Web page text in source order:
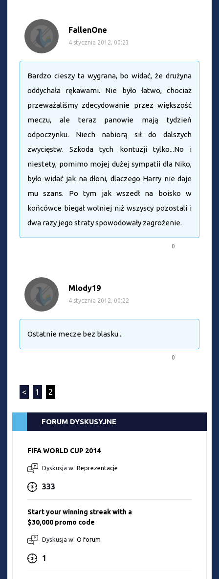
FallenOne
4 stycznia 2012, 00:23
Bardzo cieszy ta wygrana, bo widać, że drużyna
oddychała rękawami. Nie było łatwo, chociaż
przeważaliśmy zdecydowanie przez większość
meczu, ale teraz panowie mają tydzień
odpoczynku. Niech nabiorą sił do dalszych
zwycięstw. Szkoda tych kontuzji tylko...No i
niestety, pomimo mojej dużej sympatii dla Niko,
było widać jak na dłoni, dlaczego Harry nie daje
mu szans. Po tym jak wszedł na boisko w
końcówce biegał wolniej niż wszyscy pozostali i
dwa razy jego straty spowodowały zagrożenie.
0
Mlody19
4 stycznia 2012, 00:22
Ostatnie mecze bez blasku ..
0
< 1 2
FORUM DYSKUSYJNE
FIFA WORLD CUP 2014
Dyskusja w: Reprezentacje
333
Start your winning streak with a
$30,000 promo code
Dyskusja w: O forum
1